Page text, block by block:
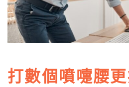
打數個噴嚏腰更